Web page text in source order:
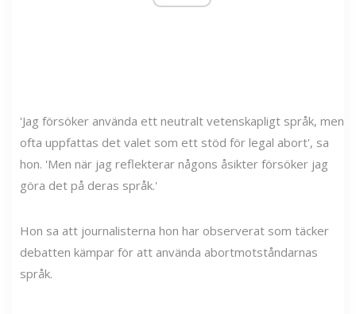
'Jag försöker använda ett neutralt vetenskapligt språk, men
ofta uppfattas det valet som ett stöd för legal abort', sa
hon. 'Men när jag reflekterar någons åsikter försöker jag
göra det på deras språk.'
Hon sa att journalisterna hon har observerat som täcker
debatten kämpar för att använda abortmotståndarnas
språk.